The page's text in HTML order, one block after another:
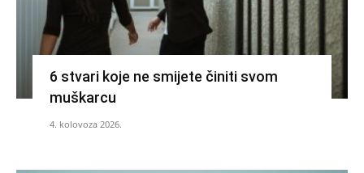
6 stvari koje ne smijete činiti svom
muškarcu
4. kolovoza 2026.